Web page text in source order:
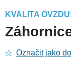
KVALITA
Označit jako